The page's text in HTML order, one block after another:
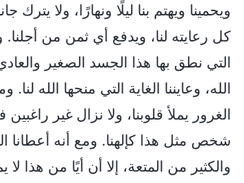
ويحمينا ويهتم بنا ليلًا ونهارًا، ولا يترك
كل رعايته لنا، ويدفع أي ثمن من
التي نطق بها هذا الجسد الصغير
الله، وعايننا الغاية التي منحها الله لنا.
الغرور يملأ قلوبنا، ولا نزال غير
شخص مثل هذا كإلهنا. ومع أنه أعطانا
والكثير من المتعة، إلا أن أيًا من هذا لا